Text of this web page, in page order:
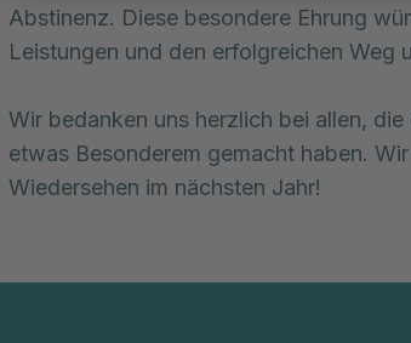
Abstinenz. Diese besondere Ehrung
Leistungen und den erfolgreichen Weg
Wir bedanken uns herzlich bei allen,
etwas Besonderem gemacht haben.
Wiedersehen im nächsten Jahr!